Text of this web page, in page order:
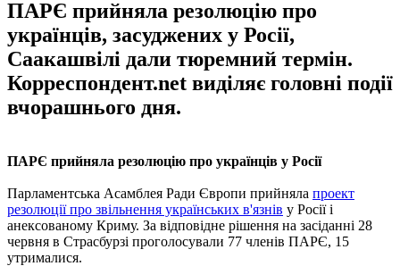
ПАРЄ прийняла резолюцію про
українців, засуджених у Росії,
Саакашвілі дали тюремний термін.
Корреспондент.net виділяє головні події
вчорашнього дня.
ПАРЄ прийняла резолюцію про українців у Росії
Парламентська Асамблея Ради Європи прийняла проект
резолюції про звільнення українських в'язнів у Росії і
анексованому Криму. За відповідне рішення на засіданні 28
червня в Страсбурзі проголосували 77 членів ПАРЄ, 15
утрималися.